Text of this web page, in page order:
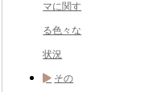
マに関す
る色々な
状況
その